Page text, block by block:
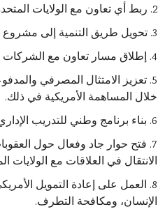
ربط أي تعاون مع الولايات
تحويل طريق التنمية إلى
إطلاق مسار تعاون مع الشركات
تعزيز الامتثال المصرفي
خلال المساهمة الأمريكية في ذلك.
بناء برنامج وطني للتدريب
فتح حوار جاد وفعال حول
الانتقال في العلاقات مع
العمل على إعادة التمويل
الإنسان، ومكافحة التطرف.